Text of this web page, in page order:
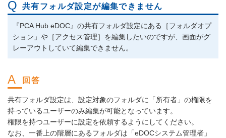
共有フォルダ設定が編集できません
『PCA Hub eDOC』の共有フォルダ設定にある［フォルダオプ
ション」や［アクセス管理］を編集したいのですが、画面がグ
レーアウトしていて編集できません。
共有フォルダ設定は、設定対象のフォルダに「所有者」の権限を
持っているユーザーのみ編集が可能となっています。
権限を持つユーザーに設定を依頼するようにしてください。
なお、一番上の階層にあるフォルダは「eDOCシステム管理者」